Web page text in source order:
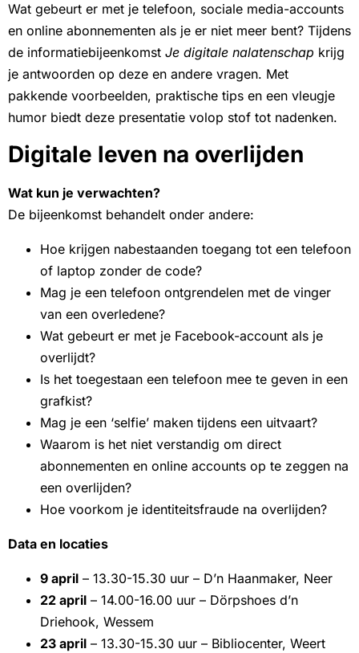
Wat gebeurt er met je telefoon, sociale media-accounts
en online abonnementen als je er niet meer bent? Tijdens
de informatiebijeenkomst Je digitale nalatenschap krijg
je antwoorden op deze en andere vragen. Met
pakkende voorbeelden, praktische tips en een vleugje
humor biedt deze presentatie volop stof tot nadenken.
Digitale leven na overlijden
Wat kun je verwachten?
De bijeenkomst behandelt onder andere:
Hoe krijgen nabestaanden toegang tot een telefoon
of laptop zonder de code?
Mag je een telefoon ontgrendelen met de vinger
van een overledene?
Wat gebeurt er met je Facebook-account als je
overlijdt?
Is het toegestaan een telefoon mee te geven in een
grafkist?
Mag je een ‘selfie’ maken tijdens een uitvaart?
Waarom is het niet verstandig om direct
abonnementen en online accounts op te zeggen na
een overlijden?
Hoe voorkom je identiteitsfraude na overlijden?
Data en locaties
9 april – 13.30-15.30 uur – D’n Haanmaker, Neer
22 april – 14.00-16.00 uur – Dörpshoes d’n
Driehook, Wessem
23 april – 13.30-15.30 uur – Bibliocenter, Weert